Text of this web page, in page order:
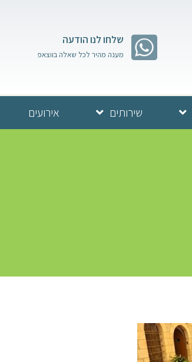
שלחו לנו הודעה
מענה מהיר לכל שאלה בווצאפ
שירותים אירועים